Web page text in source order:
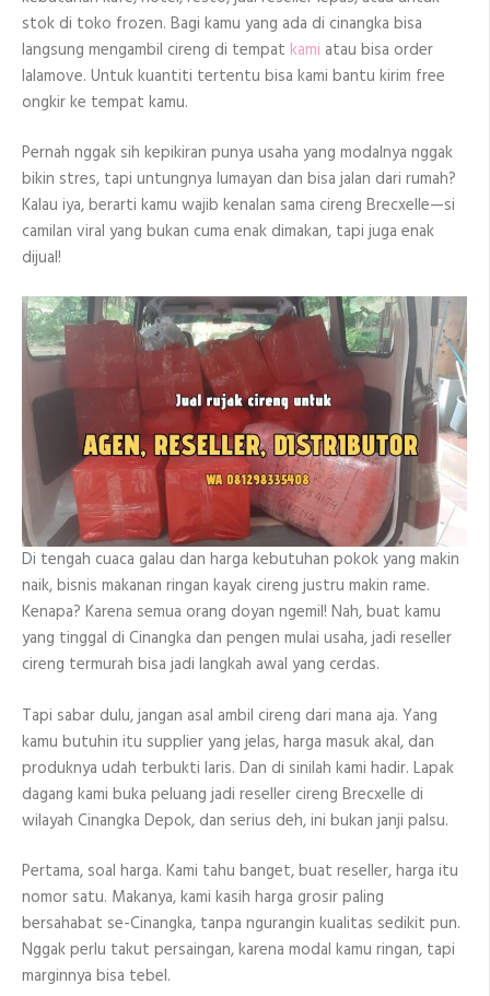
stok di toko frozen. Bagi kamu yang ada di cinangka bisa
langsung mengambil cireng di tempat kami atau bisa order
lalamove. Untuk kuantiti tertentu bisa kami bantu kirim free
ongkir ke tempat kamu.
Pernah nggak sih kepikiran punya usaha yang modalnya nggak
bikin stres, tapi untungnya lumayan dan bisa jalan dari rumah?
Kalau iya, berarti kamu wajib kenalan sama cireng Brecxelle—si
camilan viral yang bukan cuma enak dimakan, tapi juga enak
dijual!
Di tengah cuaca galau dan harga kebutuhan pokok yang makin
naik, bisnis makanan ringan kayak cireng justru makin rame.
Kenapa? Karena semua orang doyan ngemil! Nah, buat kamu
yang tinggal di Cinangka dan pengen mulai usaha, jadi reseller
cireng termurah bisa jadi langkah awal yang cerdas.
Tapi sabar dulu, jangan asal ambil cireng dari mana aja. Yang
kamu butuhin itu supplier yang jelas, harga masuk akal, dan
produknya udah terbukti laris. Dan di sinilah kami hadir. Lapak
dagang kami buka peluang jadi reseller cireng Brecxelle di
wilayah Cinangka Depok, dan serius deh, ini bukan janji palsu.
Pertama, soal harga. Kami tahu banget, buat reseller, harga itu
nomor satu. Makanya, kami kasih harga grosir paling
bersahabat se-Cinangka, tanpa ngurangin kualitas sedikit pun.
Nggak perlu takut persaingan, karena modal kamu ringan, tapi
marginnya bisa tebel.